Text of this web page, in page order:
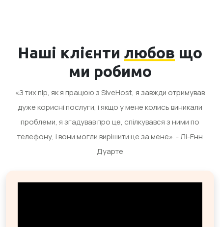
Наші клієнти любов що
ми робимо
«З тих пір, як я працюю з SiveHost, я завжди отримував
дуже корисні послуги, і якщо у мене колись виникали
проблеми, я згадував про це, спілкувався з ними по
телефону, і вони могли вирішити це за мене». - Лі-Енн
Дуарте